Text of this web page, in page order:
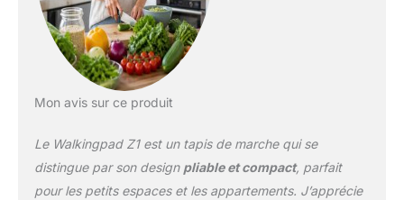
Mon avis sur ce produit
Le Walkingpad Z1 est un tapis de marche qui se
distingue par son design pliable et compact, parfait
pour les petits espaces et les appartements. J’apprécie